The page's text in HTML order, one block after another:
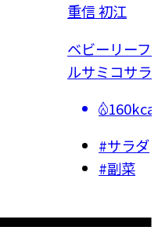
てのバ
重信 初江
カレー風味の
ァ
#アクア
#主菜